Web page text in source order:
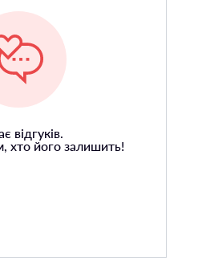
відгуків.
хто його залишить!